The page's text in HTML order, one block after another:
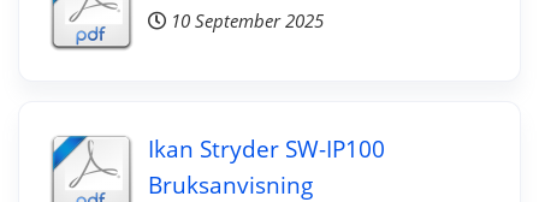
10 September 2025
Ikan Stryder SW-IP100
Bruksanvisning